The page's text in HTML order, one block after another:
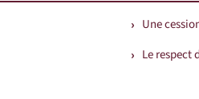
Une
Le respect